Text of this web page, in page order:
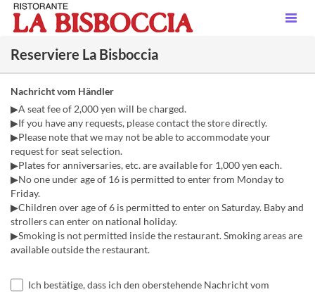
Reserviere La Bisboccia
Nachricht vom Händler
▶A seat fee of 2,000 yen will be charged.
▶If you have any requests, please contact the store directly.
▶Please note that we may not be able to accommodate your
request for seat selection.
▶Plates for anniversaries, etc. are available for 1,000 yen each.
▶No one under age of 16 is permitted to enter from Monday to
Friday.
▶Children over age of 6 is permitted to enter on Saturday. Baby and
strollers can enter on national holiday.
▶Smoking is not permitted inside the restaurant. Smoking areas are
available outside the restaurant.
Ich bestätige, dass ich den oberstehende Nachricht vom